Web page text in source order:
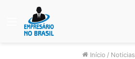
Menu
Início / Noticias